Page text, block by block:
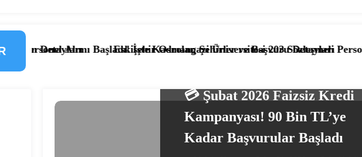
Başladı! İşte Kadrolar, Şehirler ve Başvuru Detayları
Eskişehir Osmangazi Üniversitesi 203 Sözleşmeli Personel Alımı
📰 KPSS’li ve
💳 Şubat 2026 Faizsiz Kredi
Kampanyası! 90 Bin TL’ye
Kadar Başvurular Başladı